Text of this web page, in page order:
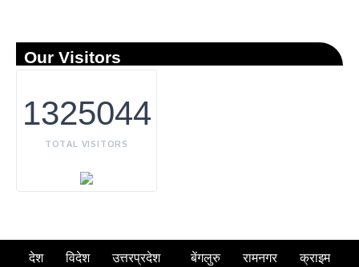
Our Visitors
1325044
TOTAL VISITORS
देश विदेश उत्तरप्रदेश बेंगलुरु रामनगर
क्राइम